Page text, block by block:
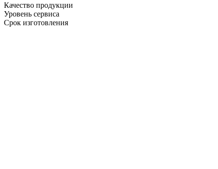
Качество продукции
Уровень сервиса
Срок изготовления